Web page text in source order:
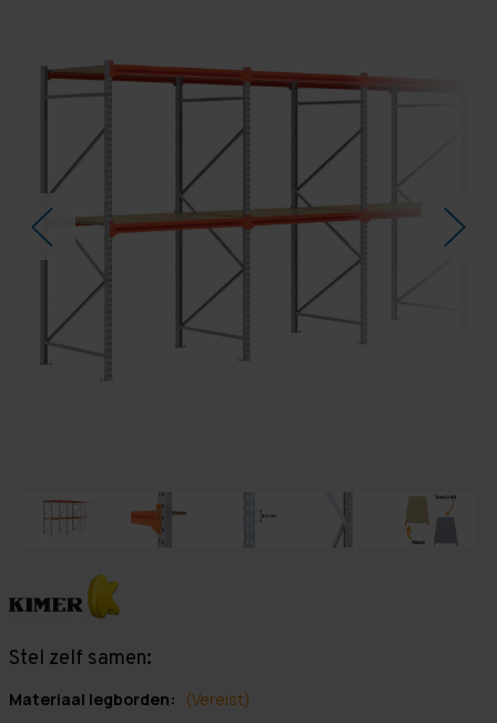
Stel zelf samen:
Materiaal legborden: (Vereist)